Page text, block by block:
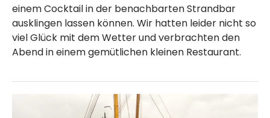
einem Cocktail in der benachbarten Strandbar
ausklingen lassen können. Wir hatten leider nicht so
viel Glück mit dem Wetter und verbrachten den
Abend in einem gemütlichen kleinen Restaurant.